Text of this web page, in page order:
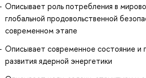
Описывает роль потребления в
глобальной продовольственной
современном этапе
Описывает современное состояние и
развития ядерной энергетики